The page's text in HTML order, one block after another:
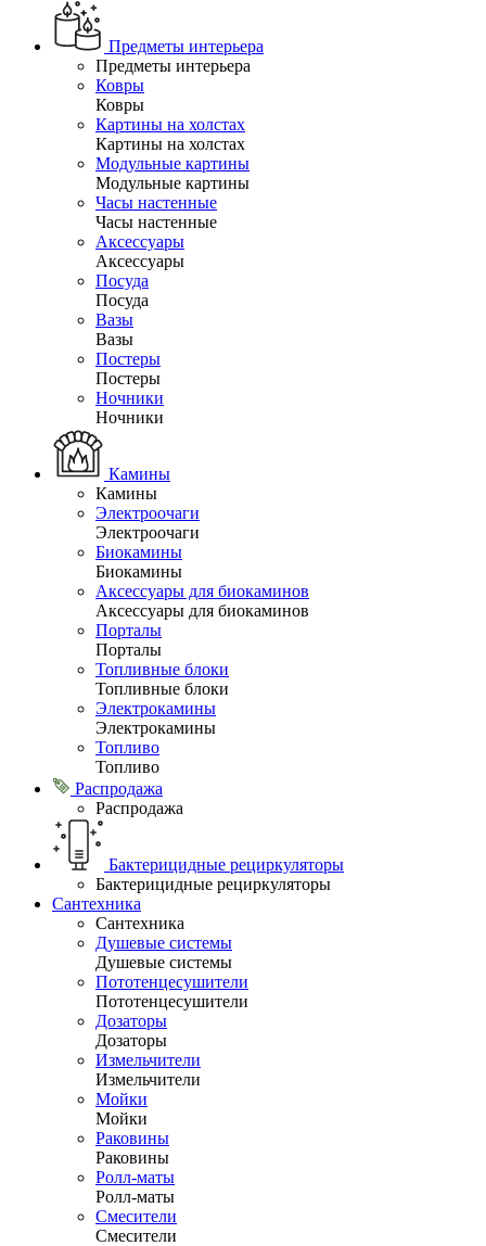
Предметы интерьера
Предметы интерьера
Ковры
Ковры
Картины на холстах
Картины на холстах
Модульные картины
Модульные картины
Часы настенные
Часы настенные
Аксессуары
Аксессуары
Посуда
Посуда
Вазы
Вазы
Постеры
Постеры
Ночники
Ночники
Камины
Камины
Электроочаги
Электроочаги
Биокамины
Биокамины
Аксессуары для биокаминов
Аксессуары для биокаминов
Порталы
Порталы
Топливные блоки
Топливные блоки
Электрокамины
Электрокамины
Топливо
Топливо
Распродажа
Распродажа
Бактерицидные рециркуляторы
Бактерицидные рециркуляторы
Сантехника
Сантехника
Душевые системы
Душевые системы
Пототенцесушители
Пототенцесушители
Дозаторы
Дозаторы
Измельчители
Измельчители
Мойки
Мойки
Раковины
Раковины
Ролл-маты
Ролл-маты
Смесители
Смесители